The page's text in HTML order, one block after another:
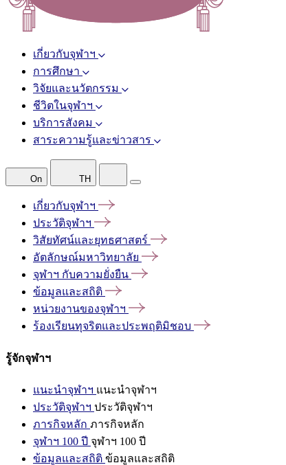
เกี่ยวกับจุฬาฯ
การศึกษา
วิจัยและนวัตกรรม
ชีวิตในจุฬาฯ
บริการสังคม
สาระความรู้และข่าวสาร
On TH
เกี่ยวกับจุฬาฯ
ประวัติจุฬาฯ
วิสัยทัศน์และยุทธศาสตร์
อัตลักษณ์มหาวิทยาลัย
จุฬาฯ กับความยั่งยืน
ข้อมูลและสถิติ
หน่วยงานของจุฬาฯ
ร้องเรียนทุจริตและประพฤติมิชอบ
รู้จักจุฬาฯ
แนะนำจุฬาฯ แนะนำจุฬาฯ
ประวัติจุฬาฯ ประวัติจุฬาฯ
ภารกิจหลัก ภารกิจหลัก
จุฬาฯ 100 ปี จุฬาฯ 100 ปี
ข้อมูลและสถิติ ข้อมูลและสถิติ